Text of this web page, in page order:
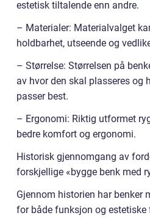
estetisk tiltalende enn andre.
– Materialer: Materialvalget
holdbarhet, utseende og
– Størrelse: Størrelsen på
av hvor den skal plasseres og
passer best.
– Ergonomi: Riktig utformet
bedre komfort og ergonomi.
Historisk gjennomgang av
forskjellige «bygge benk med
Gjennom historien har benker
for både funksjon og estetiske